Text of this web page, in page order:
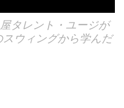
タレント・ユージが
スウィングから学んだ